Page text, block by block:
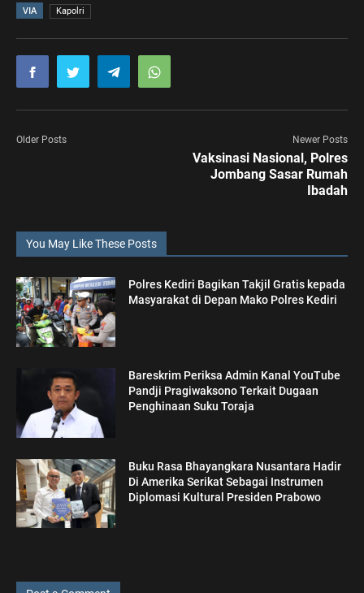
VIA Kapolri
Older Posts Newer Posts
Vaksinasi Nasional, Polres
Jombang Sasar Rumah
Ibadah
You May Like These Posts
Polres Kediri Bagikan Takjil Gratis kepada
Masyarakat di Depan Mako Polres Kediri
Bareskrim Periksa Admin Kanal YouTube
Pandji Pragiwaksono Terkait Dugaan
Penghinaan Suku Toraja
Buku Rasa Bhayangkara Nusantara Hadir
Di Amerika Serikat Sebagai Instrumen
Diplomasi Kultural Presiden Prabowo